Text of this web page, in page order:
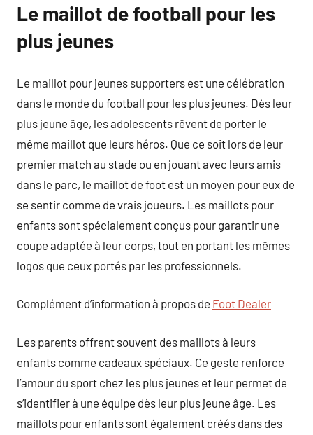
Le maillot de football pour les
plus jeunes
Le maillot pour jeunes supporters est une célébration
dans le monde du football pour les plus jeunes. Dès leur
plus jeune âge, les adolescents rêvent de porter le
même maillot que leurs héros. Que ce soit lors de leur
premier match au stade ou en jouant avec leurs amis
dans le parc, le maillot de foot est un moyen pour eux de
se sentir comme de vrais joueurs. Les maillots pour
enfants sont spécialement conçus pour garantir une
coupe adaptée à leur corps, tout en portant les mêmes
logos que ceux portés par les professionnels.
Complément d’information à propos de Foot Dealer
Les parents offrent souvent des maillots à leurs
enfants comme cadeaux spéciaux. Ce geste renforce
l’amour du sport chez les plus jeunes et leur permet de
s’identifier à une équipe dès leur plus jeune âge. Les
maillots pour enfants sont également créés dans des